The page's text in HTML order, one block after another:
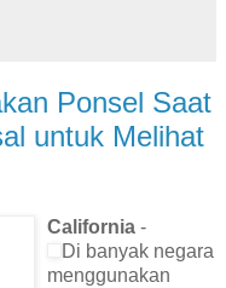
Ponsel Saat
untuk Melihat
California -
Di banyak negara
menggunakan